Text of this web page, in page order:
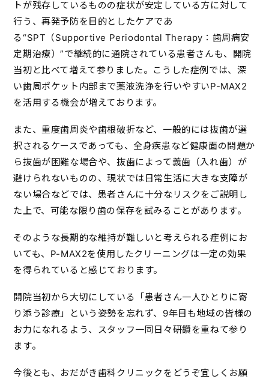
トが残存しているものの症状が安定している方に対して
行う、再発予防を目的としたケアであ
る“SPT（Supportive Periodontal Therapy：歯周病安
定期治療）”で継続的に通院されている患者さんも、開院
当初と比べて増えて参りました。こうした症例では、深
い歯周ポケット内部まで薬液洗浄を行いやすいP-MAX2
を活用する機会が増えております。
また、重度歯周炎や歯根破折など、一般的には抜歯が選
択されるケースであっても、全身疾患など健康面の問題か
ら抜歯が困難な場合や、抜歯によって義歯（入れ歯）が
避けられないものの、現状では日常生活に大きな支障が
ない場合などでは、患者さんに十分なリスクをご説明し
た上で、可能な限り歯の保存を試みることがあります。
そのような長期的な維持が難しいと考えられる症例にお
いても、P-MAX2を使用したクリーニングは一定の効果
を得られていると感じております。
開院当初から大切にしている「患者さん一人ひとりに寄
り添う診療」という姿勢を忘れず、9年目も地域の皆様の
お力になれるよう、スタッフ一同日々研鑽を重ねて参り
ます。
今後とも、おだがき歯科クリニックをどうぞ宜しくお願